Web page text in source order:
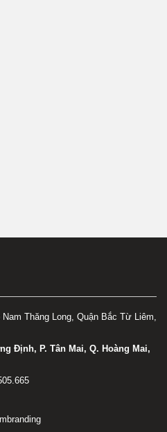
Thăng Long, Quận Bắc Từ Liêm,
Định, P. Tân Mai, Q. Hoàng Mai,